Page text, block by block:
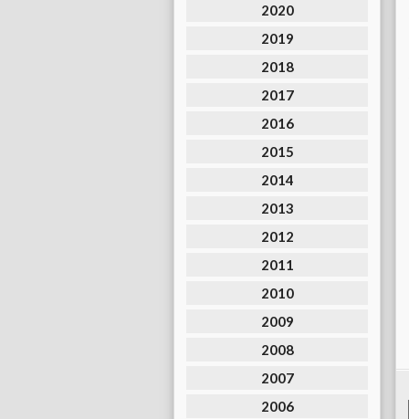
2020
2019
2018
2017
2016
2015
2014
2013
2012
2011
2010
2009
2008
2007
2006